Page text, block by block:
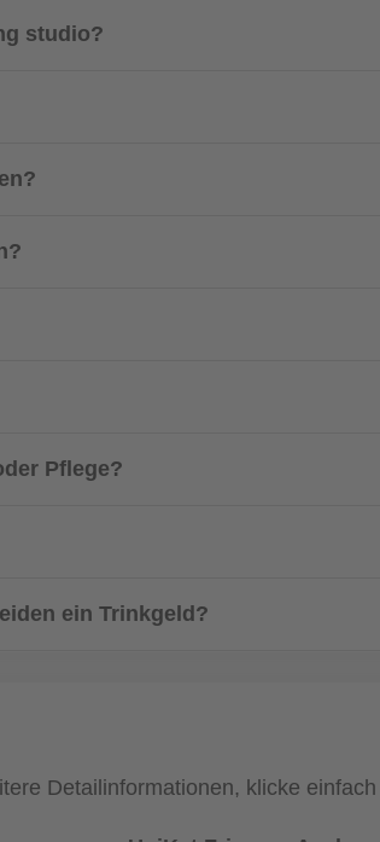
studio?
Pflege?
ein Trinkgeld?
Detailinformationen, klicke